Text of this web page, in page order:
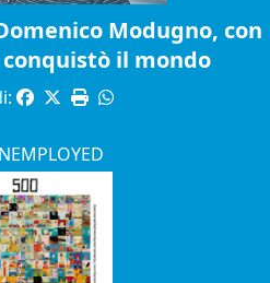
Modugno, con
conquistò il mondo